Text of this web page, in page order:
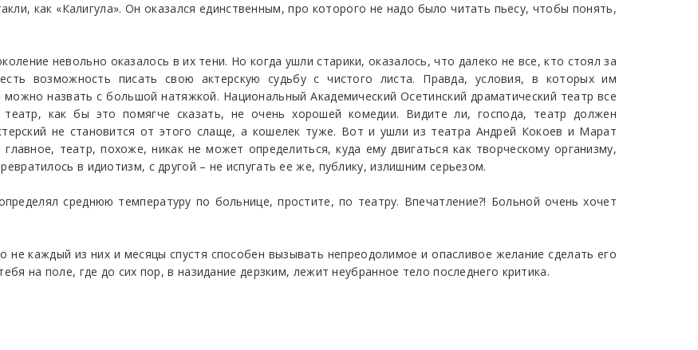
как «Калигула». Он оказался единственным, про которого не надо было читать пьесу, чтобы понять,
невольно оказалось в их тени. Но когда ушли старики, оказалось, что далеко не все, кто стоял за
возможность писать свою актерскую судьбу с чистого листа. Правда, условия, в которых им
назвать с большой натяжкой. Национальный Академический Осетинский драматический театр все
как бы это помягче сказать, не очень хорошей комедии. Видите ли, господа, театр должен
не становится от этого слаще, а кошелек туже. Вот и ушли из театра Андрей Кокоев и Марат
театр, похоже, никак не может определиться, куда ему двигаться как творческому организму,
в идиотизм, с другой – не испугать ее же, публику, излишним серьезом.
среднюю температуру по больнице, простите, по театру. Впечатление?! Больной очень хочет
не каждый из них и месяцы спустя способен вызывать непреодолимое и опасливое желание сделать его
на поле, где до сих пор, в назидание дерзким, лежит неубранное тело последнего критика.